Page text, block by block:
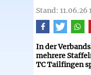
Stand: 11.06.26
In der
mehrere
TC Tailfingen